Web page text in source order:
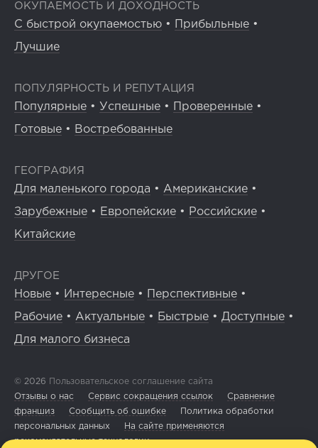
ОКУПАЕМОСТЬ И ДОХОДНОСТЬ
С быстрой окупаемостью • Прибыльные •
Лучшие
ПОПУЛЯРНОСТЬ И РЕПУТАЦИЯ
Популярные • Успешные • Проверенные •
Готовые • Востребованные
ГЕОГРАФИЯ
Для маленького города • Американские •
Зарубежные • Европейские • Российские •
Китайские
ДРУГОЕ
Новые • Интересные • Перспективные •
Рабочие • Актуальные • Быстрые • Доступные •
Для малого бизнеса
© 2026 Пользовательское соглашение сайта
Отзывы о нас
Сервис сокращения ссылок
Сравнение
франшиз
Сообщить об ошибке
Политика обработки
персональных данных
На сайте применяются
рекомендательные технологии